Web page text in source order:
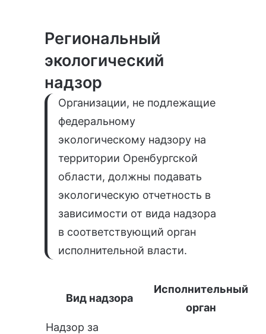
Региональный
экологический
надзор
Организации, не подлежащие
федеральному
экологическому надзору на
территории Оренбургской
области, должны подавать
экологическую отчетность в
зависимости от вида надзора
в соответствующий орган
исполнительной власти.
Вид надзора
Исполнительный
орган
Надзор за